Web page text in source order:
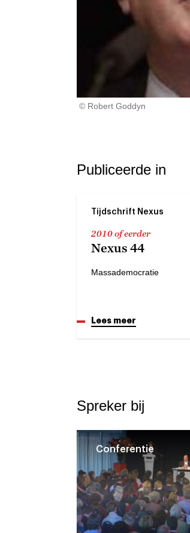
© Robert Goddyn
Publiceerde in
Tijdschrift Nexus
2010 of eerder
Nexus 44
Massademocratie
Lees meer
Spreker bij
Conferentie